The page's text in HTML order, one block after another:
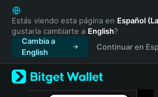
English
日本語
Tiếng Việt
Русский
Español (Latinoamérica)
Türkçe
Italiano
Estás viendo esta página en Español
gustaría cambiarte a English?
Cambia a
English
Continuar en